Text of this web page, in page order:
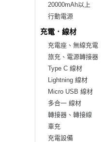
20000mAh以上
行動電源
充電．線材
充電座、無線充電
旅充、電源轉接器
Type C 線材
Lightning 線材
Micro USB 線材
多合一 線材
轉接器、轉接線
車充
充電設備